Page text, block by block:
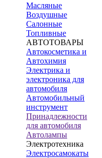
Масляные
Воздушные
Салонные
Топливные
АВТОТОВАРЫ
Автокосметика и
Автохимия
Электрика и
электроника для
автомобиля
Автомобильный
инструмент
Принадлежности
для автомобиля
Автолампы
Электротехника
Электросамокаты